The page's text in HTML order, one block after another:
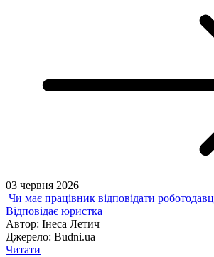
03 червня 2026
Чи має працівник відповідати
Відповідає юристка
Автор: Інеса Летич
Джерело: Budni.ua
Читати